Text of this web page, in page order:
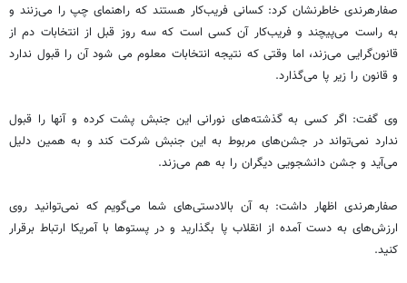
صفارهرندی خاطرنشان کرد: کسانی فریب‌کار هستند که راهنمای چپ را می‌زنند و
به راست می‌پیچند و فریب‌کار آن کسی است که سه روز قبل از انتخابات دم از
قانون‌گرایی می‌زند، اما وقتی که نتیجه انتخابات معلوم می شود آن را قبول ندارد
و قانون را زیر پا می‌گذارد.
وی گفت: اگر کسی به گذشته‌های نورانی این جنبش پشت کرده و آنها را قبول
ندارد نمی‌تواند در جشن‌های مربوط به این جنبش شرکت کند و به همین دلیل
می‌آید و جشن دانشجویی دیگران را به هم می‌زند.
صفارهرندی اظهار داشت: به آن بالادستی‌های شما می‌گویم که نمی‌توانید روی
ارزش‌های به دست آمده از انقلاب پا بگذارید و در پستوها با آمریکا ارتباط برقرار
کنید.